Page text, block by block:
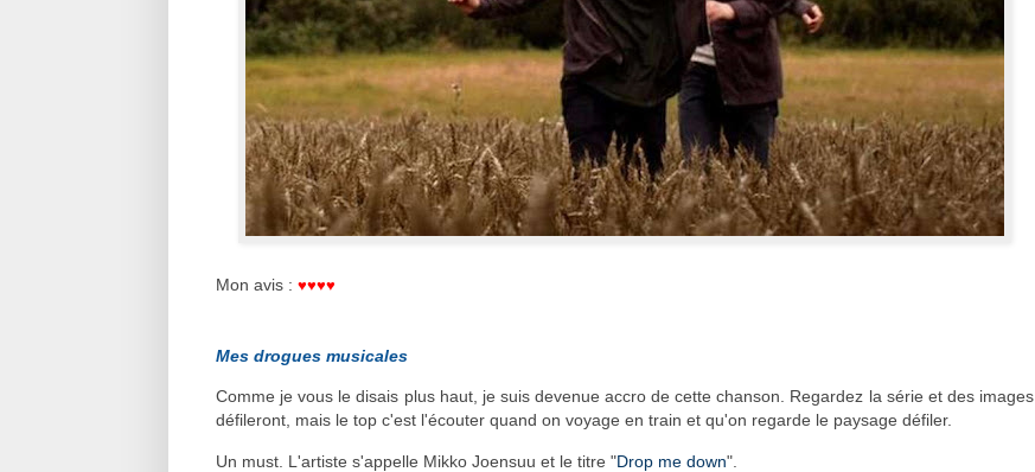
Mon avis : ♥♥♥♥
Mes drogues musicales
Comme je vous le disais plus haut, je suis devenue accro de cette chanson. Regardez la série et des images
défileront, mais le top c'est l'écouter quand on voyage en train et qu'on regarde le paysage défiler.
Un must. L'artiste s'appelle Mikko Joensuu et le titre "Drop me down".